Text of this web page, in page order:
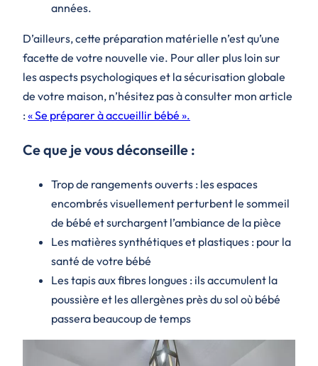
années.
D’ailleurs, cette préparation matérielle n’est qu’une
facette de votre nouvelle vie. Pour aller plus loin sur
les aspects psychologiques et la sécurisation globale
de votre maison, n’hésitez pas à consulter mon article
:« Se préparer à accueillir bébé ».
Ce que je vous déconseille :
Trop de rangements ouverts : les espaces
encombrés visuellement perturbent le sommeil
de bébé et surchargent l’ambiance de la pièce
Les matières synthétiques et plastiques : pour la
santé de votre bébé
Les tapis aux fibres longues : ils accumulent la
poussière et les allergènes près du sol où bébé
passera beaucoup de temps